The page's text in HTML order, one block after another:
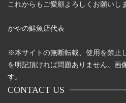
これからもご愛顧よろしくお願いし
かやの鮮魚店代表
※本サイトの無断転載、使用を禁止
を明記頂ければ問題ありません。画
す。
CONTACT US